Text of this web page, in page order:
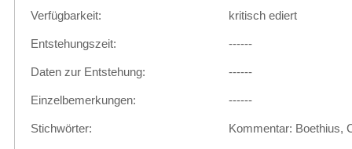
Verfügbarkeit: kritisch ediert
Entstehungszeit: ------
Daten zur Entstehung: ------
Einzelbemerkungen: ------
Stichwörter: Kommentar: Boethius,